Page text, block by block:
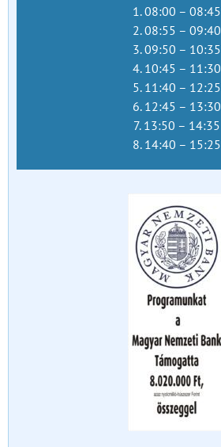
1. 08:00 – 08:45
2. 08:55 – 09:40
3. 09:50 – 10:35
4. 10:45 – 11:30
5. 11:40 – 12:25
6. 12:45 – 13:30
7. 13:50 – 14:35
8. 14:40 – 15:25